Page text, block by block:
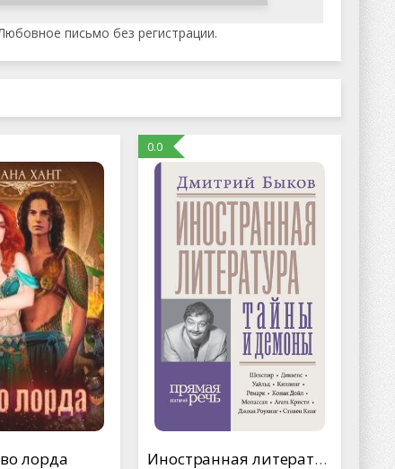
письмо без регистрации.
лорда
0.0
Иностранная литература: тайны и демоны